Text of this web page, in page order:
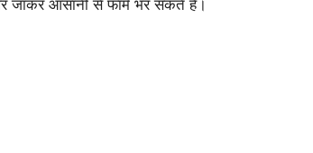
जाकर आसानी से फॉर्म भर सकते हैं।